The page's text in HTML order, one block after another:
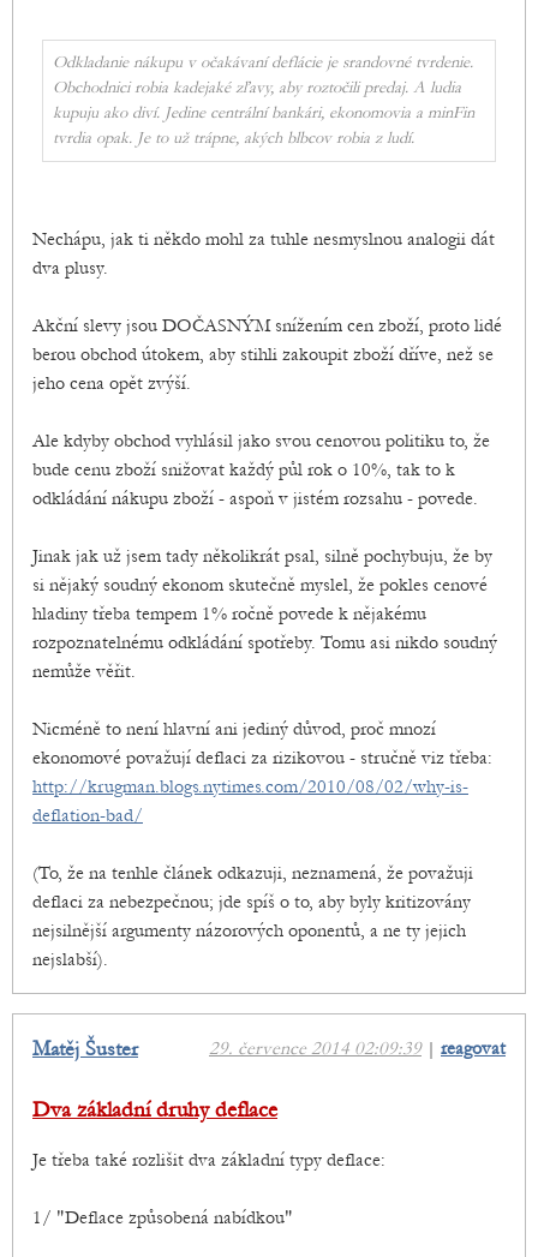
Odkladanie nákupu v očakávaní deflácie je srandovné tvrdenie.
Obchodnici robia kadejaké zľavy, aby roztočili predaj. A ludia
kupuju ako diví. Jedine centrální bankári, ekonomovia a minFin
tvrdia opak. Je to už trápne, akých blbcov robia z ludí.
Nechápu, jak ti někdo mohl za tuhle nesmyslnou analogii dát
dva plusy.
Akční slevy jsou DOČASNÝM snížením cen zboží, proto lidé
berou obchod útokem, aby stihli zakoupit zboží dříve, než se
jeho cena opět zvýší.
Ale kdyby obchod vyhlásil jako svou cenovou politiku to, že
bude cenu zboží snižovat každý půl rok o 10%, tak to k
odkládání nákupu zboží - aspoň v jistém rozsahu - povede.
Jinak jak už jsem tady několikrát psal, silně pochybuju, že by
si nějaký soudný ekonom skutečně myslel, že pokles cenové
hladiny třeba tempem 1% ročně povede k nějakému
rozpoznatelnému odkládání spotřeby. Tomu asi nikdo soudný
nemůže věřit.
Nicméně to není hlavní ani jediný důvod, proč mnozí
ekonomové považují deflaci za rizikovou - stručně viz třeba:
http://krugman.blogs.nytimes.com/2010/08/02/why-is-
deflation-bad/
(To, že na tenhle článek odkazuji, neznamená, že považuji
deflaci za nebezpečnou; jde spíš o to, aby byly kritizovány
nejsilnější argumenty názorových oponentů, a ne ty jejich
nejslabší).
29. července 2014 02:09:39| reagovat
Matěj Šuster
Dva základní druhy deflace
Je třeba také rozlišit dva základní typy deflace:
1/ "Deflace způsobená nabídkou"